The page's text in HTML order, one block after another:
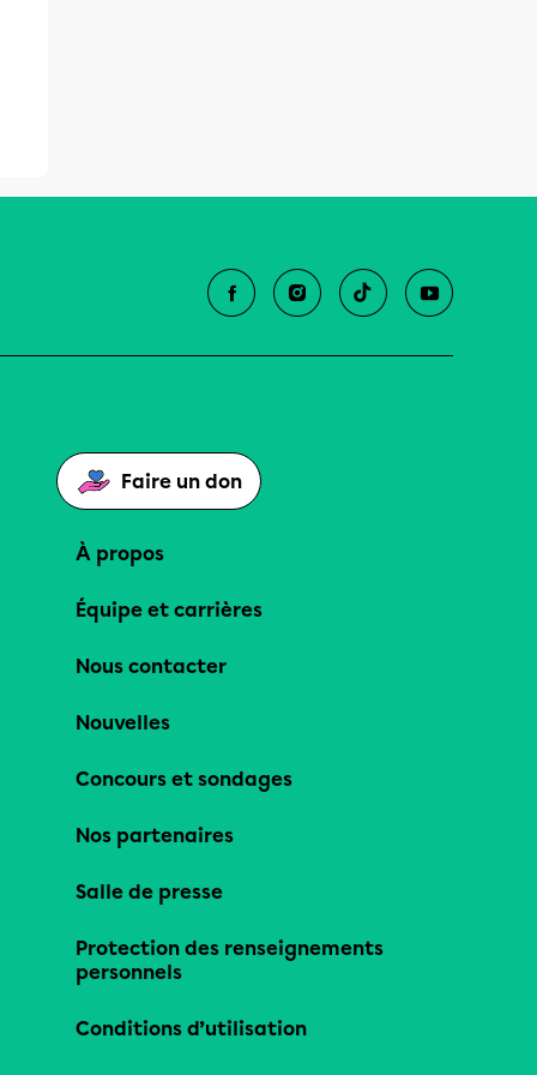
Faire un don
À propos
Équipe et carrières
Nous contacter
Nouvelles
Concours et sondages
Nos partenaires
Salle de presse
Protection des renseignements
personnels
Conditions d’utilisation